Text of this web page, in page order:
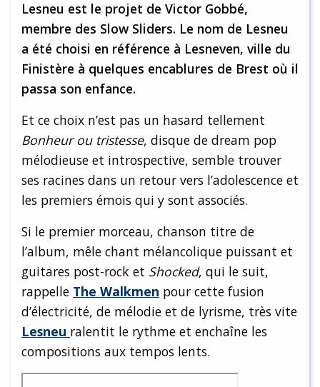
Lesneu est le projet de Victor Gobbé,
membre des Slow Sliders. Le nom de Lesneu
a été choisi en référence à Lesneven, ville du
Finistère à quelques encablures de Brest où il
passa son enfance.
Et ce choix n’est pas un hasard tellement
Bonheur ou tristesse, disque de dream pop
mélodieuse et introspective, semble trouver
ses racines dans un retour vers l’adolescence et
les premiers émois qui y sont associés.
Si le premier morceau, chanson titre de
l’album, mêle chant mélancolique puissant et
guitares post-rock et Shocked, qui le suit,
rappelle The Walkmen pour cette fusion
d’électricité, de mélodie et de lyrisme, très vite
Lesneu ralentit le rythme et enchaîne les
compositions aux tempos lents.